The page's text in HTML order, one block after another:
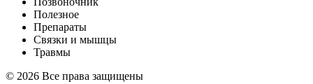
Полезное
Препараты
Связки и мышцы
Травмы
© 2026 Все права защищены